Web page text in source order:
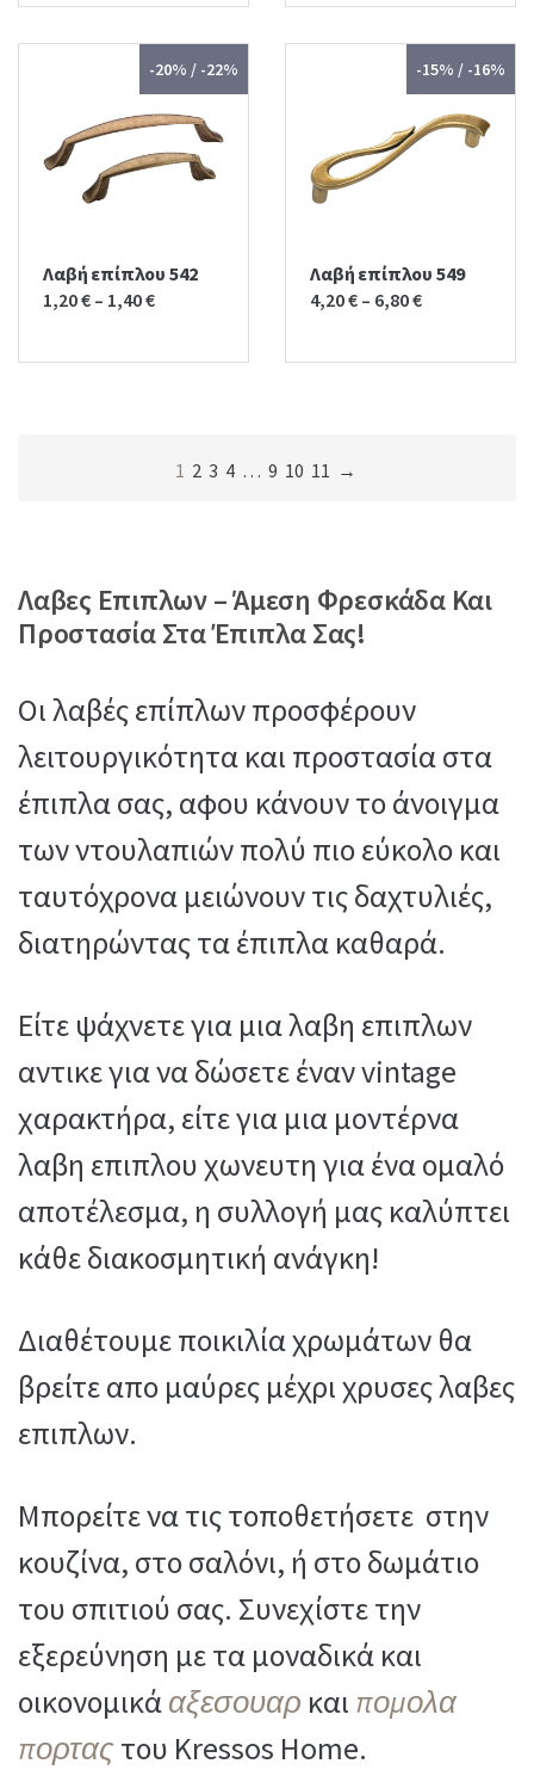
12,00 €.10,00 €.
-20% / -22%
Λαβή επίπλου 542
1,20€ – 1,40€
-15% / -16%
Λαβή επίπλου 549
4,20€ – 6,80€
1 2 3 4 … 9 10 11 →
Λαβες Επιπλων – Άμεση Φρεσκάδα Και
Προστασία Στα Έπιπλα Σας!
Οι λαβές επίπλων προσφέρουν
λειτουργικότητα και προστασία στα
έπιπλα σας, αφου κάνουν το άνοιγμα
των ντουλαπιών πολύ πιο εύκολο και
ταυτόχρονα μειώνουν τις δαχτυλιές,
διατηρώντας τα έπιπλα καθαρά.
Είτε ψάχνετε για μια λαβη επιπλων
αντικε για να δώσετε έναν vintage
χαρακτήρα, είτε για μια μοντέρνα
λαβη επιπλου χωνευτη για ένα ομαλό
αποτέλεσμα, η συλλογή μας καλύπτει
κάθε διακοσμητική ανάγκη!
Διαθέτουμε ποικιλία χρωμάτων θα
βρείτε απο μαύρες μέχρι χρυσες λαβες
επιπλων.
Μπορείτε να τις τοποθετήσετε στην
κουζίνα, στο σαλόνι, ή στο δωμάτιο
του σπιτιού σας. Συνεχίστε την
εξερεύνηση με τα μοναδικά και
οικονομικάαξεσουαρ και πομολα
πορταςτου Kressos Home.